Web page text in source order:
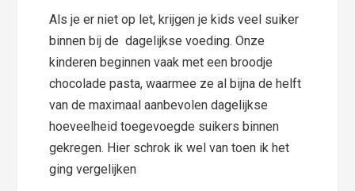
Als je er niet op let, krijgen je kids veel suiker
binnen bij de dagelijkse voeding. Onze
kinderen beginnen vaak met een broodje
chocolade pasta, waarmee ze al bijna de helft
van de maximaal aanbevolen dagelijkse
hoeveelheid toegevoegde suikers binnen
gekregen. Hier schrok ik wel van toen ik het
ging vergelijken